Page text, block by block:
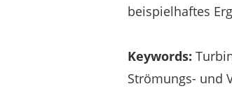
beispielhaftes
Keywords:
Strömungs- und